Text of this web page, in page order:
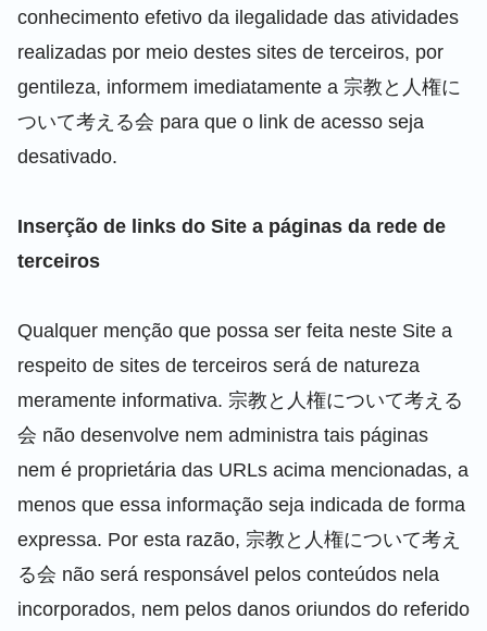
conhecimento efetivo da ilegalidade das atividades
realizadas por meio destes sites de terceiros, por
gentileza, informem imediatamente a 宗教と人権に
ついて考える会 para que o link de acesso seja
desativado.
Inserção de links do Site a páginas da rede de
terceiros
Qualquer menção que possa ser feita neste Site a
respeito de sites de terceiros será de natureza
meramente informativa. 宗教と人権について考える
会 não desenvolve nem administra tais páginas
nem é proprietária das URLs acima mencionadas, a
menos que essa informação seja indicada de forma
expressa. Por esta razão, 宗教と人権について考え
る会 não será responsável pelos conteúdos nela
incorporados, nem pelos danos oriundos do referido